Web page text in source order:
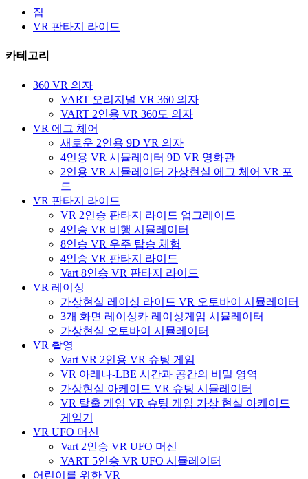
집
VR 판타지 라이드
카테고리
360 VR 의자
VART 오리지널 VR 360 의자
VART 2인용 VR 360도 의자
VR 에그 체어
새로운 2인용 9D VR 의자
4인용 VR 시뮬레이터 9D VR 영화관
2인용 VR 시뮬레이터 가상현실 에그 체어 VR 포
드
VR 판타지 라이드
VR 2인승 판타지 라이드 업그레이드
4인승 VR 비행 시뮬레이터
8인승 VR 우주 탑승 체험
4인승 VR 판타지 라이드
Vart 8인승 VR 판타지 라이드
VR 레이싱
가상현실 레이싱 라이드 VR 오토바이 시뮬레이터
3개 화면 레이싱카 레이싱게임 시뮬레이터
가상현실 오토바이 시뮬레이터
VR 촬영
Vart VR 2인용 VR 슈팅 게임
VR 아레나-LBE 시간과 공간의 비밀 영역
가상현실 아케이드 VR 슈팅 시뮬레이터
VR 탈출 게임 VR 슈팅 게임 가상 현실 아케이드
게임기
VR UFO 머신
Vart 2인승 VR UFO 머신
VART 5인승 VR UFO 시뮬레이터
어린이를 위한 VR